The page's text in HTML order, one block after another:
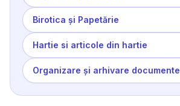
Birotica și Papetărie
Hartie si articole din hartie
Organizare și arhivare documente